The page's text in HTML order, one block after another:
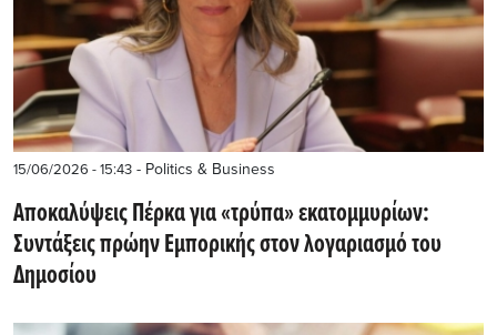
15/06/2026 - 15:43 - Politics & Business
Αποκαλύψεις Πέρκα για «τρύπα» εκατομμυρίων:
Συντάξεις πρώην Εμπορικής στον λογαριασμό του
Δημοσίου